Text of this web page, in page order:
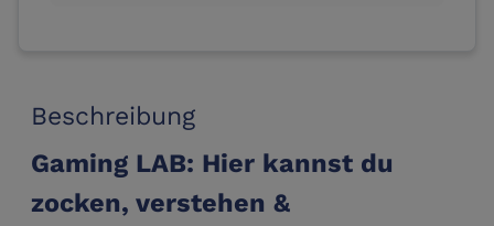
Beschreibung
Gaming LAB: Hier kannst du
zocken, verstehen &